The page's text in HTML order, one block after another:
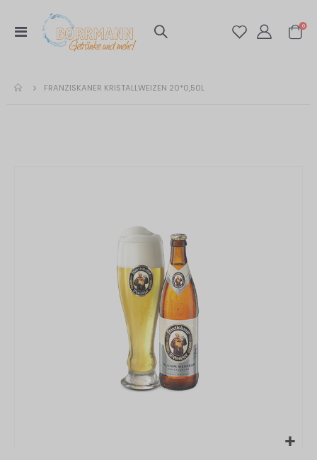
Navigation
umschalten
0
FRANZISKANER KRISTALLWEIZEN 20*0,50L